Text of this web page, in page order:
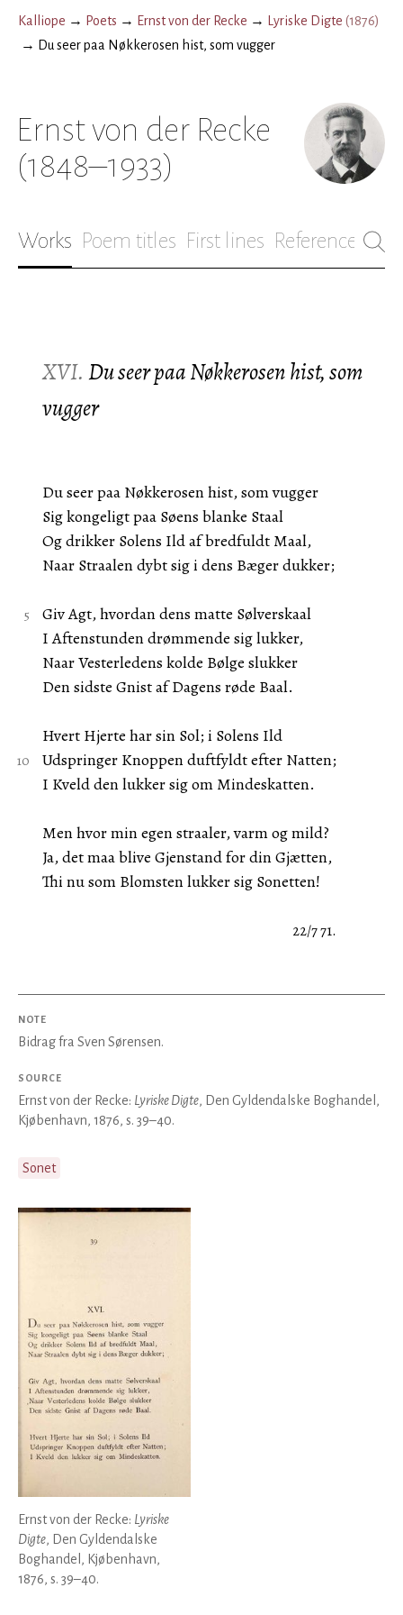
Kalliope → Poets → Ernst von der Recke → Lyriske Digte (1876)
→ Du seer paa Nøkkerosen hist, som vugger
Ernst von der Recke
(1848–1933)
Works Poem titles First lines References
XVI. Du seer paa Nøkkerosen hist, som
vugger
Du seer paa Nøkkerosen hist, som vugger
Sig kongeligt paa Søens blanke Staal
Og drikker Solens Ild af bredfuldt Maal,
Naar Straalen dybt sig i dens Bæger dukker;
Giv Agt, hvordan dens matte Sølverskaal
I Aftenstunden drømmende sig lukker,
Naar Vesterledens kolde Bølge slukker
Den sidste Gnist af Dagens røde Baal.
Hvert Hjerte har sin Sol; i Solens Ild
Udspringer Knoppen duftfyldt efter Natten;
I Kveld den lukker sig om Mindeskatten.
Men hvor min egen straaler, varm og mild?
Ja, det maa blive Gjenstand for din Gjætten,
Thi nu som Blomsten lukker sig Sonetten!
22/7 71.
NOTE
Bidrag fra Sven Sørensen.
SOURCE
Ernst von der Recke: Lyriske Digte, Den Gyldendalske Boghandel,
Kjøbenhavn, 1876, s. 39–40.
Sonet
Ernst von der Recke: Lyriske
Digte, Den Gyldendalske
Boghandel, Kjøbenhavn,
1876, s. 39–40.